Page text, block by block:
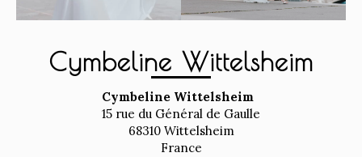
Cymbeline Wittelsheim
Cymbeline Wittelsheim
15 rue du Général de Gaulle
68310 Wittelsheim
France